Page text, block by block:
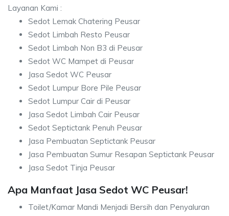
Layanan Kami :
Sedot Lemak Chatering Peusar
Sedot Limbah Resto Peusar
Sedot Limbah Non B3 di Peusar
Sedot WC Mampet di Peusar
Jasa Sedot WC Peusar
Sedot Lumpur Bore Pile Peusar
Sedot Lumpur Cair di Peusar
Jasa Sedot Limbah Cair Peusar
Sedot Septictank Penuh Peusar
Jasa Pembuatan Septictank Peusar
Jasa Pembuatan Sumur Resapan Septictank Peusar
Jasa Sedot Tinja Peusar
Apa Manfaat Jasa Sedot WC Peusar!
Toilet/Kamar Mandi Menjadi Bersih dan Penyaluran